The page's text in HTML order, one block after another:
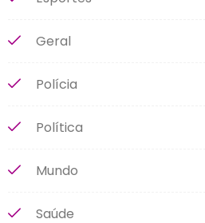
Geral
Polícia
Política
Mundo
Saúde